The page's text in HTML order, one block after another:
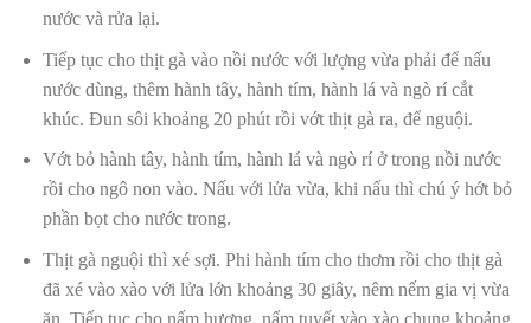
nước và rửa lại.
Tiếp tục cho thịt gà vào nồi nước với lượng vừa phải để nấu
nước dùng, thêm hành tây, hành tím, hành lá và ngò rí cắt
khúc. Đun sôi khoảng 20 phút rồi vớt thịt gà ra, để nguội.
Vớt bỏ hành tây, hành tím, hành lá và ngò rí ở trong nồi nước
rồi cho ngô non vào. Nấu với lửa vừa, khi nấu thì chú ý hớt bỏ
phần bọt cho nước trong.
Thịt gà nguội thì xé sợi. Phi hành tím cho thơm rồi cho thịt gà
đã xé vào xào với lửa lớn khoảng 30 giây, nêm nếm gia vị vừa
ăn. Tiếp tục cho nấm hương, nấm tuyết vào xào chung khoảng